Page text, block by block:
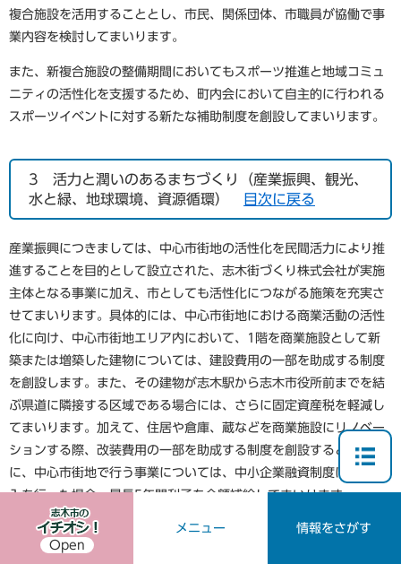
Open
メニュー 情報をさがす
複合施設を活用することとし、市民、関係団体、市職員が協働で事
業内容を検討してまいります。
また、新複合施設の整備期間においてもスポーツ推進と地域コミュ
ニティの活性化を支援するため、町内会において自主的に行われる
スポーツイベントに対する新たな補助制度を創設してまいります。
3 活力と潤いのあるまちづくり（産業振興、観光、
水と緑、地球環境、資源循環）
目次に戻る
産業振興につきましては、中心市街地の活性化を民間活力により推
進することを目的として設立された、志木街づくり株式会社が実施
主体となる事業に加え、市としても活性化につながる施策を充実さ
せてまいります。具体的には、中心市街地における商業活動の活性
化に向け、中心市街地エリア内において、1階を商業施設として新
築または増築した建物については、建設費用の一部を助成する制度
を創設します。また、その建物が志木駅から志木市役所前までを結
ぶ県道に隣接する区域である場合には、さらに固定資産税を軽減し
てまいります。加えて、住居や倉庫、蔵などを商業施設にリノベー
ションする際、改装費用の一部を助成する制度を創設するととも
に、中心市街地で行う事業については、中小企業融資制度による借
入を行った場合、最長5年間利子を全額補給してまいります。
次に、農業振興につきましては、農業経営の安定化を目的として、
農業経営基盤強化促進法に基づく地域計画を策定してまいります。